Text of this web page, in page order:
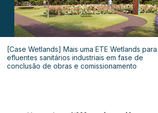
[Case Wetlands] Mais uma ETE Wetlands para
efluentes sanitários industriais em fase de
conclusão de obras e comissionamento